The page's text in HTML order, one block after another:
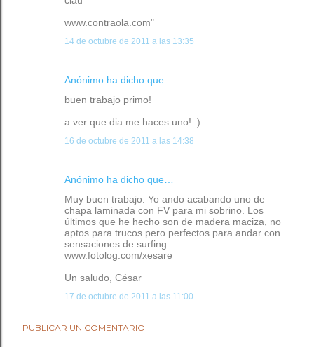
www.contraola.com"
14 de octubre de 2011 a las 13:35
Anónimo ha dicho que…
buen trabajo primo!
a ver que dia me haces uno! :)
16 de octubre de 2011 a las 14:38
Anónimo ha dicho que…
Muy buen trabajo. Yo ando acabando uno de
chapa laminada con FV para mi sobrino. Los
últimos que he hecho son de madera maciza, no
aptos para trucos pero perfectos para andar con
sensaciones de surfing:
www.fotolog.com/xesare
Un saludo, César
17 de octubre de 2011 a las 11:00
PUBLICAR UN COMENTARIO